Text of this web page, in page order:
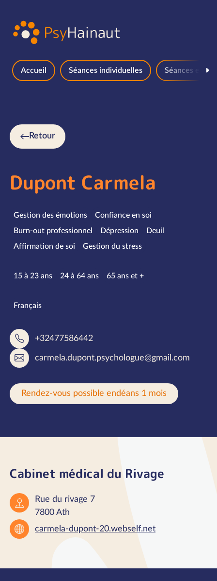
Accueil Séances individuelles Séances en
Retour
Dupont Carmela
Spécialités
Gestion des émotions
Confiance en soi
Burn-out professionnel
Dépression
Deuil
Affirmation de soi
Gestion du stress
Tranches d’âge
15 à 23 ans 24 à 64 ans 65 ans et +
Langues parlées
Français
+32477586442
carmela.dupont.psychologue@gmail.com
Rendez-vous possible endéans 1 mois
Cabinet médical du Rivage
Rue du rivage 7
7800 Ath
carmela-dupont-20.webself.net